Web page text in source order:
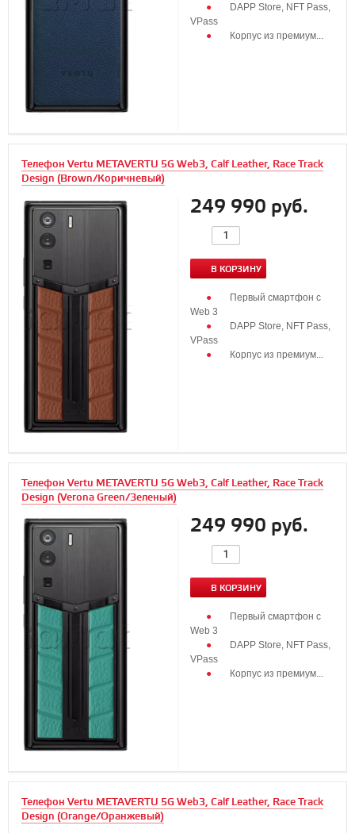
DAPP Store, NFT Pass,
VPass
Корпус из премиум...
Телефон Vertu METAVERTU 5G Web3, Calf Leather, Race Track
Design (Brown/Коричневый)
249 990 руб.
В КОРЗИНУ
Первый смартфон с
Web 3
DAPP Store, NFT Pass,
VPass
Корпус из премиум...
Телефон Vertu METAVERTU 5G Web3, Calf Leather, Race Track
Design (Verona Green/Зеленый)
249 990 руб.
В КОРЗИНУ
Первый смартфон с
Web 3
DAPP Store, NFT Pass,
VPass
Корпус из премиум...
Телефон Vertu METAVERTU 5G Web3, Calf Leather, Race Track
Design (Orange/Оранжевый)